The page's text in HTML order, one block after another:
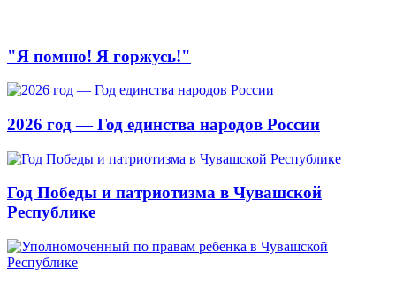
"Я помню! Я горжусь!"
2026 год — Год единства народов России
Год Победы и патриотизма в Чувашской
Республике